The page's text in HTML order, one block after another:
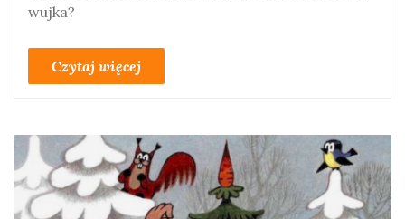
wujka?
Czytaj więcej